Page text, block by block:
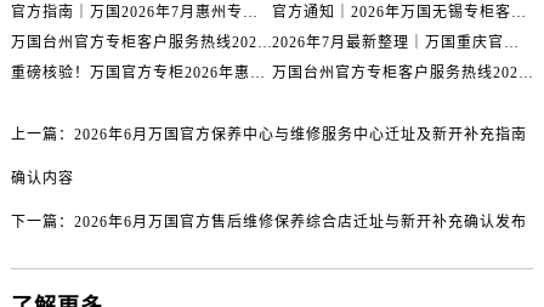
四川省南充市高坪区江东大道万国售后服务中心（需提前预约）
四川省内江市东兴区汉安大道万国售后服务中心（需提前预约）
四川省攀枝花市东区三线大道北段万国售后服务中心（需提前预约）
四川省雅安市雨城区熊猫大道万国售后服务中心（需提前预约）
四川省资阳市雁江区滨江大道一段与和平南路万国售后服务中心（需提前预约）
官方指南｜万国2026年7月惠州专柜客户服务热线与门店信息全攻略
官方通知｜2026年万国无锡专柜客户服务热线全新升级（附7月最新专柜信息汇总）
万国台州官方专柜客户服务热线2026年7月最新公告｜专柜信息权威核验
2026年7月最新整理｜万国重庆官方专柜名录+客服电话，门店信息大公开
重磅核验！万国官方专柜2026年惠州客户服务热线与门店信息（7月最新）
万国台州官方专柜客户服务热线2026年7月最新通告｜专柜信息权威发布
上一篇： 2026年6月万国官方保养中心与维修服务中心迁址及新开补充指南
确认内容
下一篇： 2026年6月万国官方售后维修保养综合店迁址与新开补充确认发布